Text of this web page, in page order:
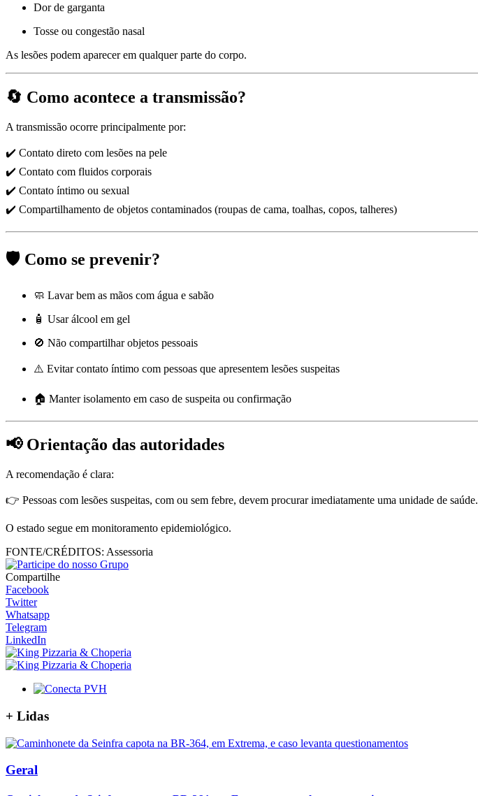
Dor de garganta
Tosse ou congestão nasal
As lesões podem aparecer em qualquer parte do corpo.
🔄 Como acontece a transmissão?
A transmissão ocorre principalmente por:
✔️ Contato direto com lesões na pele
✔️ Contato com fluidos corporais
✔️ Contato íntimo ou sexual
✔️ Compartilhamento de objetos contaminados (roupas de cama, toalhas, copos, talheres)
🛡️ Como se prevenir?
🧼 Lavar bem as mãos com água e sabão
🧴 Usar álcool em gel
🚫 Não compartilhar objetos pessoais
⚠️ Evitar contato íntimo com pessoas que apresentem lesões suspeitas
🏠 Manter isolamento em caso de suspeita ou confirmação
📢 Orientação das autoridades
A recomendação é clara:
👉 Pessoas com lesões suspeitas, com ou sem febre, devem procurar imediatamente uma unidade de saúde.
O estado segue em monitoramento epidemiológico.
FONTE/CRÉDITOS: Assessoria
Compartilhe
Facebook
Twitter
Whatsapp
Telegram
LinkedIn
+ Lidas
Geral